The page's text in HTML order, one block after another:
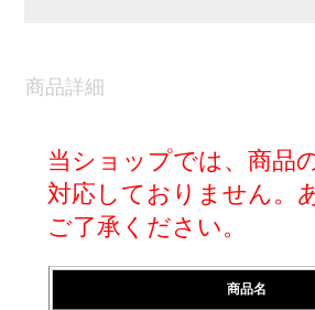
商品詳細
当ショップでは、商品
対応しておりません。
ご了承ください。
商品名